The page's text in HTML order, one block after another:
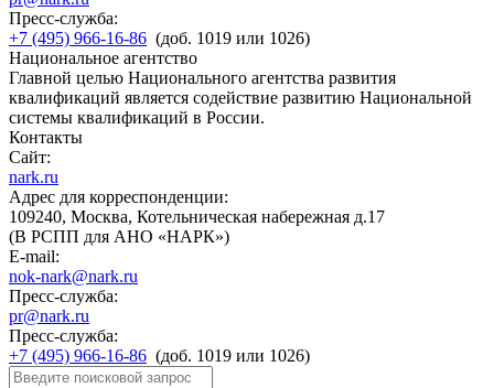
Пресс-служба:
+7 (495) 966-16-86 (доб. 1019 или 1026)
Национальное агентство
Главной целью Национального агентства развития
квалификаций является содействие развитию Национальной
системы квалификаций в России.
Контакты
Сайт:
nark.ru
Адрес для корреспонденции:
109240, Москва, Котельническая набережная д.17
(В РСПП для АНО «НАРК»)
E-mail:
nok-nark@nark.ru
Пресс-служба:
pr@nark.ru
Пресс-служба:
+7 (495) 966-16-86 (доб. 1019 или 1026)